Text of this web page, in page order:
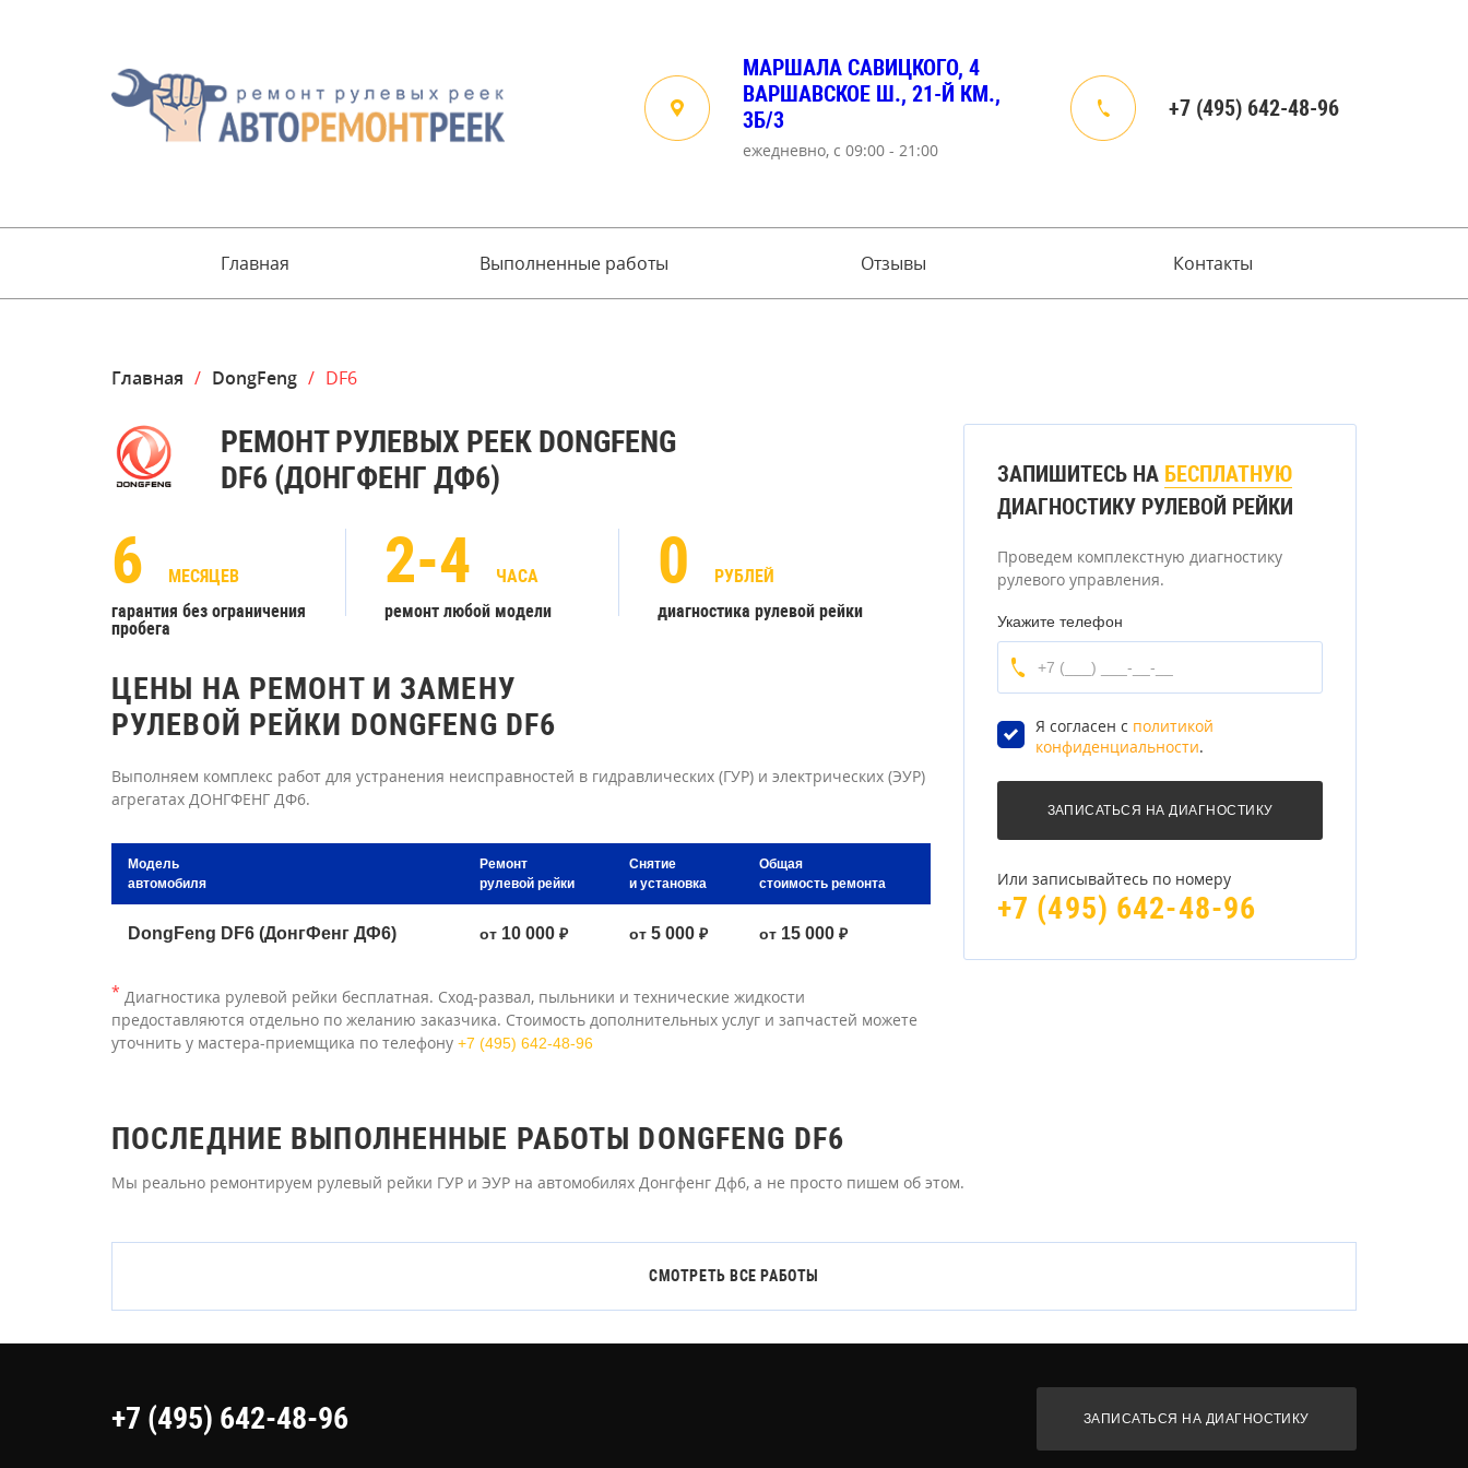
МАРШАЛА САВИЦКОГО, 4
ВАРШАВСКОЕ Ш., 21-Й КМ.,
3Б/3
ежедневно, с 09:00 - 21:00
+7 (495) 642-48-96
Главная Выполненные работы Отзывы Контакты
Главная / DongFeng / DF6
РЕМОНТ РУЛЕВЫХ РЕЕК DONGFENG
DF6 (ДОНГФЕНГ ДФ6)
6
МЕСЯЦЕВ
гарантия без ограничения
пробега
2-4
ЧАСА
ремонт любой модели
0
РУБЛЕЙ
диагностика рулевой рейки
ЦЕНЫ НА РЕМОНТ И ЗАМЕНУ
РУЛЕВОЙ РЕЙКИ DONGFENG DF6
Выполняем комплекс работ для устранения неисправностей в гидравлических (ГУР) и электрических (ЭУР)
агрегатах ДОНГФЕНГ ДФ6.
Модель
автомобиля
Ремонт
рулевой рейки
Снятие
и установка
Общая
стоимость ремонта
DongFeng DF6 (ДонгФенг ДФ6) от 10 000 ₽ от 5 000 ₽ от 15 000 ₽
* Диагностика рулевой рейки бесплатная. Сход-развал, пыльники и технические жидкости
предоставляются отдельно по желанию заказчика. Стоимость дополнительных услуг и запчастей можете
уточнить у мастера-приемщика по телефону +7 (495) 642-48-96
ЗАПИШИТЕСЬ НА БЕСПЛАТНУЮ
ДИАГНОСТИКУ РУЛЕВОЙ РЕЙКИ
Проведем комплекстную диагностику
рулевого управления.
Укажите телефон
Я согласен с политикой
конфиденциальности.
Или записывайтесь по номеру
+7 (495) 642-48-96
ПОСЛЕДНИЕ ВЫПОЛНЕННЫЕ РАБОТЫ DONGFENG DF6
Мы реально ремонтируем рулевый рейки ГУР и ЭУР на автомобилях Донгфенг Дф6, а не просто пишем об этом.
СМОТРЕТЬ ВСЕ РАБОТЫ
+7 (495) 642-48-96 ЗАПИСАТЬСЯ НА ДИАГНОСТИКУ